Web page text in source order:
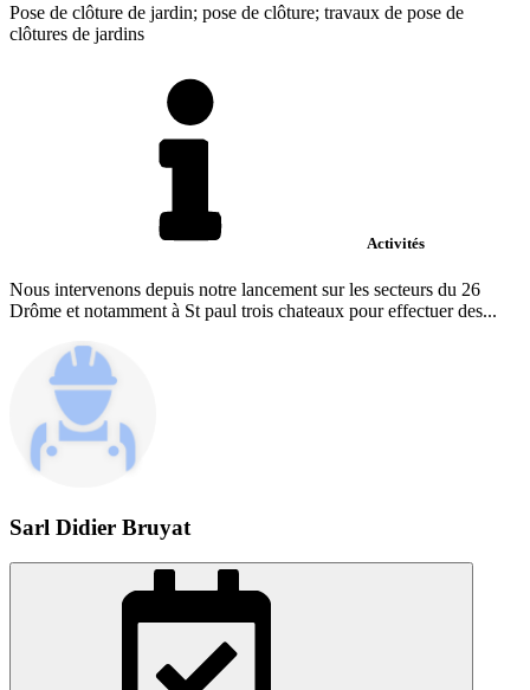
Pose de clôture de jardin; pose de clôture; travaux de pose de
clôtures de jardins
Activités
Nous intervenons depuis notre lancement sur les secteurs du 26
Drôme et notamment à St paul trois chateaux pour effectuer des...
Sarl Didier Bruyat